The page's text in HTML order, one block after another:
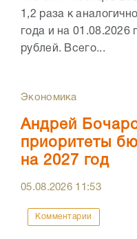
1,2 раза к
года и на 01.08.2026
рублей. Всего...
Экономика
Андрей
приоритеты
на 2027 год
05.08.2026 11:53
Комментарии